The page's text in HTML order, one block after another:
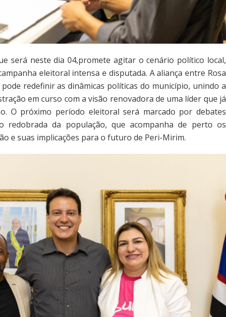
será neste dia 04,promete agitar o cenário político local,
eleitoral intensa e disputada. A aliança entre Rosa
redefinir as dinâmicas políticas do município, unindo a
em curso com a visão renovadora de uma líder que já
O próximo período eleitoral será marcado por debates
redobrada da população, que acompanha de perto os
e suas implicações para o futuro de Peri-Mirim.